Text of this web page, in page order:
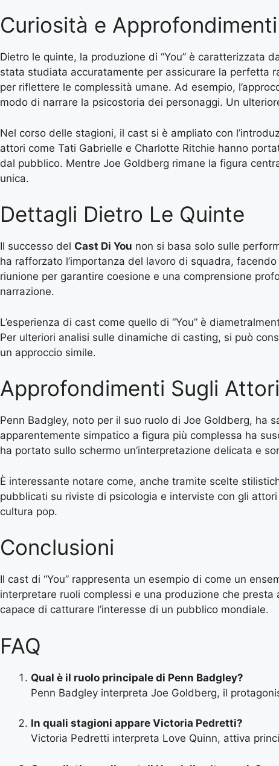
Curiosità e Approfondimenti
Dietro le quinte, la produzione di “You” è caratterizzata
stata studiata accuratamente per assicurare la perfetta
per riflettere le complessità umane. Ad esempio,
modo di narrare la psicostoria dei personaggi. Un
Nel corso delle stagioni, il cast si è ampliato con
attori come Tati Gabrielle e Charlotte Ritchie hanno
dal pubblico. Mentre Joe Goldberg rimane la figura
unica.
Dettagli Dietro Le Quinte
Il successo del Cast Di You non si basa solo sulle
ha rafforzato l’importanza del lavoro di squadra,
riunione per garantire coesione e una comprensione
narrazione.
L’esperienza di cast come quello di “You” è
Per ulteriori analisi sulle dinamiche di casting, si può
un approccio simile.
Approfondimenti Sugli Attori
Penn Badgley, noto per il suo ruolo di Joe Goldberg, ha
apparentemente simpatico a figura più complessa ha
ha portato sullo schermo un’interpretazione delicata e
È interessante notare come, anche tramite scelte
pubblicati su riviste di psicologia e interviste con gli
cultura pop.
Conclusioni
Il cast di “You” rappresenta un esempio di come un
interpretare ruoli complessi e una produzione che
capace di catturare l’interesse di un pubblico mondiale.
FAQ
Qual è il ruolo principale di Penn Badgley?
Penn Badgley interpreta Joe Goldberg, il
In quali stagioni appare Victoria Pedretti?
Victoria Pedretti interpreta Love Quinn, attiva